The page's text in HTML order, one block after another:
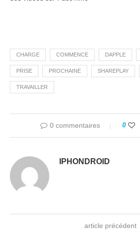
CHARGE COMMENCE DAPPLE
PRISE PROCHAINE SHAREPLAY
TRAVAILLER
0 commentaires 0
IPHONDROID
article précédent